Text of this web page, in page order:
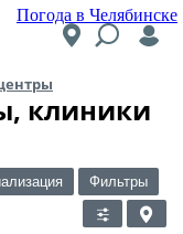
Погода в Челябинске
клиники
Фильтры